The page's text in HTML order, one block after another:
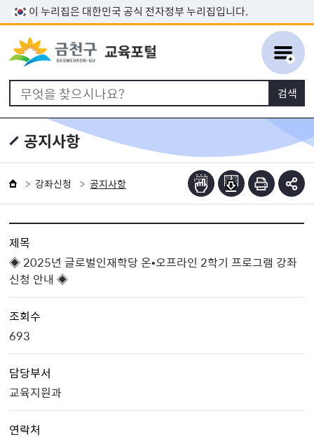
본문 바로가기
이 누리집은 대한민국 공식 전자정부 누리집입니다.
공지사항
강좌신청 공지사항
제목
◈ 2025년 글로벌인재학당 온•오프라인 2학기 프로그램 강좌
신청 안내 ◈
조회수
693
담당부서
교육지원과
연락처